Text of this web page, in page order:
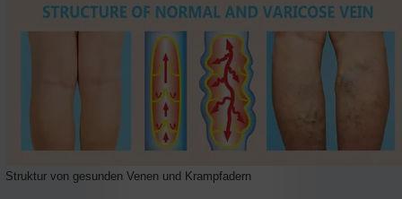
Struktur von gesunden Venen und Krampfadern